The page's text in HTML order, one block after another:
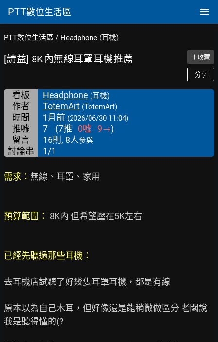
PTT數位生活區
PTT數位生活區 / Headphone (耳機)
[請益] 8K內無線耳罩耳機推薦 ＋收藏
分享
看板 Headphone (耳機)
作者 TotemArt (TotemArt)
時間 1月前 (2026/06/30 11:04)
推噓 7 (7推 0噓 9→)
留言
16則, 8人參與
討論串 1/1
需求： 無線、耳罩、家用
預算範圍： 8K內 但希望壓在5K左右
已經先聽過那些耳機：
去耳機店試聽了好幾隻耳罩耳機，都是有線
原本以為自己木耳，但好像還是能稍微做區分 老闆說
我是聽得懂的(?